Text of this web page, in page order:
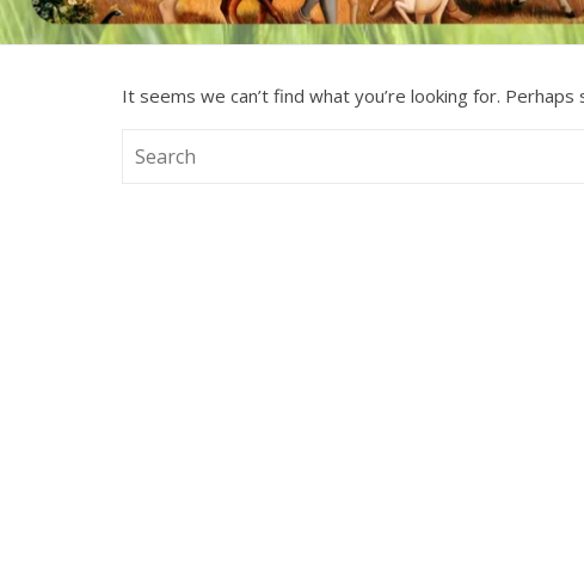
It seems we can’t find what you’re looking for. Perhaps